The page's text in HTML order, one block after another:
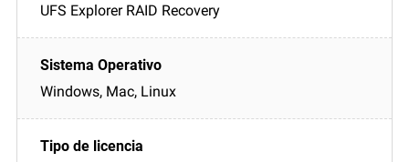
UFS Explorer RAID Recovery
Windows, Mac, Linux